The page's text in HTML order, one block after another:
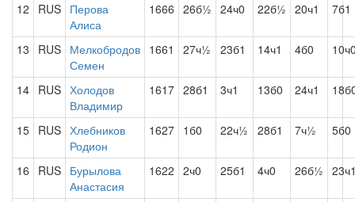
12 RUS Перова
Алиса
1666 26б½ 24ч0 22б½ 20ч1 7б1
13 RUS Мелкобродов
Семен
1661 27ч½ 23б1 14ч1 4б0
14 RUS Холодов
Владимир
1617 28б1 3ч1 13б0 24ч1
15 RUS Хлебников
Родион
1627 1б0 22ч½ 28б1 7ч½ 5б0
16 RUS Бурылова
Анастасия
1622 2ч0 25б1 4ч0 26б½